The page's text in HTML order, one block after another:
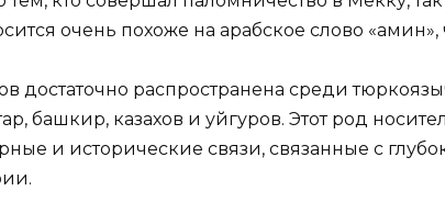
очень похоже на арабское слово «амин»,
достаточно распространена среди
башкир, казахов и уйгуров. Этот род
и исторические связи, связанные с